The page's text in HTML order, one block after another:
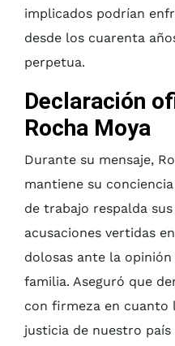
implicados podrían
desde los cuarenta
perpetua.
Declaración
Rocha Moya
Durante su mensaje,
mantiene su
de trabajo respalda
acusaciones vertidas
dolosas ante la
familia. Aseguró que
con firmeza en cuanto
justicia de nuestro